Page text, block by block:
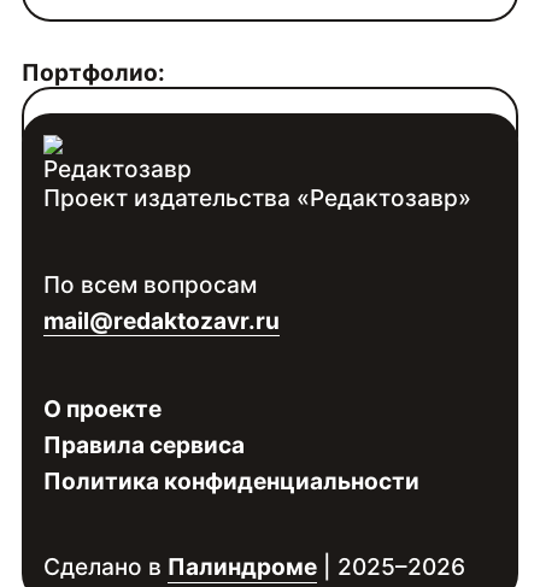
Портфолио:
Контакты:
Войдите
специалиста
Проект издательства «Редактозавр»
По всем вопросам
mail@redaktozavr.ru
О проекте
Правила сервиса
Политика конфиденциальности
Сделано в Палиндроме| 2025–2026